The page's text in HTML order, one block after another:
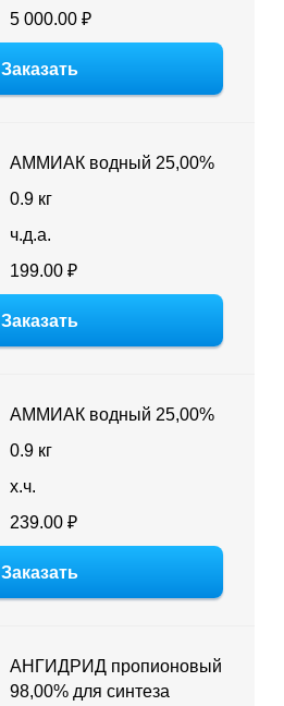
5 000.00 ₽
Заказать
АММИАК водный 25,00%
0.9 кг
ч.д.а.
199.00 ₽
Заказать
АММИАК водный 25,00%
0.9 кг
х.ч.
239.00 ₽
Заказать
АНГИДРИД пропионовый
98,00% для синтеза